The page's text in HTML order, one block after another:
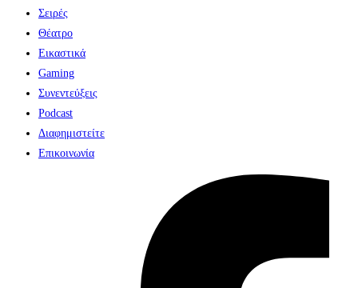
Σειρές
Θέατρο
Εικαστικά
Gaming
Συνεντεύξεις
Podcast
Διαφημιστείτε
Επικοινωνία